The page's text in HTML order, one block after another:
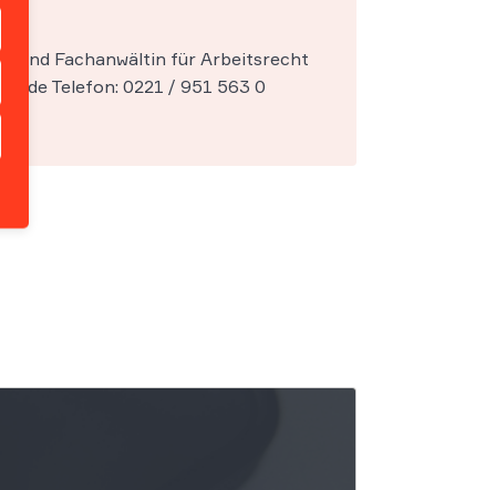
und Fachanwältin für Arbeitsrecht
Telefon: 0221 / 951 563 0